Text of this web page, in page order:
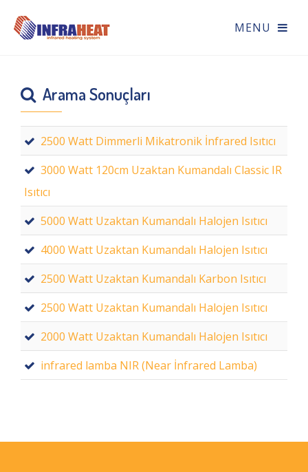
Arama Sonuçları
2500 Watt Dimmerli Mikatronik İnfrared Isıtıcı
3000 Watt 120cm Uzaktan Kumandalı Classic IR
Isıtıcı
5000 Watt Uzaktan Kumandalı Halojen Isıtıcı
4000 Watt Uzaktan Kumandalı Halojen Isıtıcı
2500 Watt Uzaktan Kumandalı Karbon Isıtıcı
2500 Watt Uzaktan Kumandalı Halojen Isıtıcı
2000 Watt Uzaktan Kumandalı Halojen Isıtıcı
infrared lamba NIR (Near İnfrared Lamba)